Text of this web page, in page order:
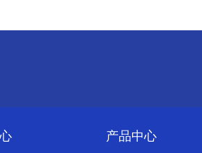
产品中心